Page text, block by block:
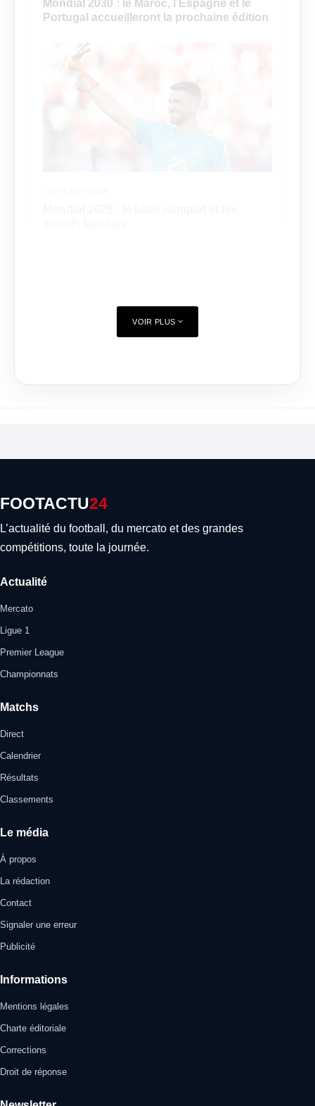
Mondial 2030 : le Maroc, l’Espagne et le
Portugal accueilleront la prochaine édition
VOIR PLUS
FOOTACTU24
L’actualité du football, du mercato et des grandes
compétitions, toute la journée.
Actualité
Mercato
Ligue 1
Premier League
Championnats
Matchs
Direct
Calendrier
Résultats
Classements
Le média
À propos
La rédaction
Contact
Signaler une erreur
Publicité
Informations
Mentions légales
Charte éditoriale
Corrections
Droit de réponse